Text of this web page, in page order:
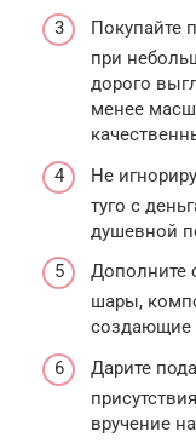
Покупайте
при
дорого
менее
Не
туго с
душевной
Дополните
шары,
создающие
Дарите
вручение